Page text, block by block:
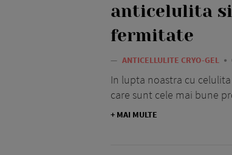
anticelulita
fermitate
— ANTICELLULITE CRYO-GEL
In lupta noastra cu
care sunt cele mai bune
+ MAI MULTE